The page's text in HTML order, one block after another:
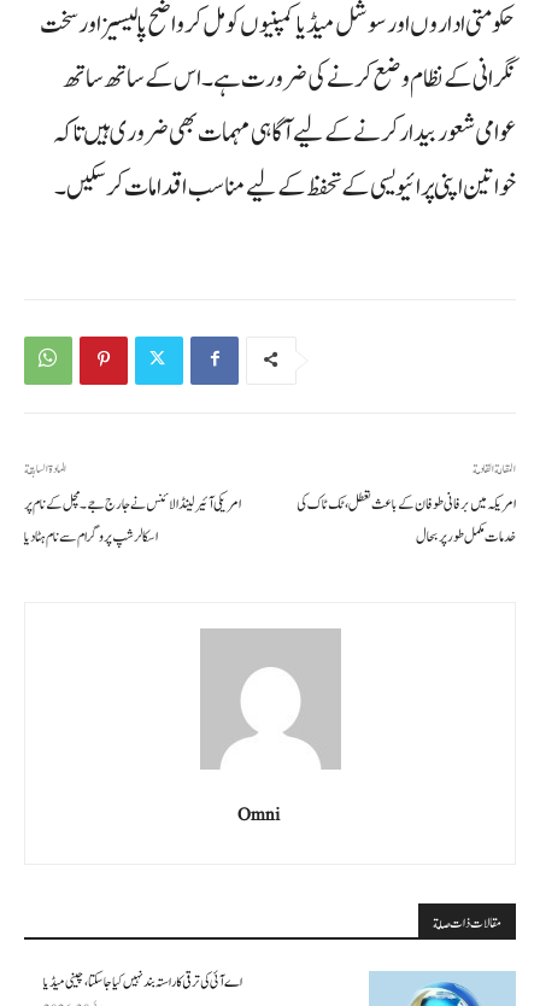
حکومتی اداروں اور سوشل میڈیا کمپنیوں کو مل کر واضح پالیسیز اور سخت
نگرانی کے نظام وضع کرنے کی ضرورت ہے۔ اس کے ساتھ ساتھ
عوامی شعور بیدار کرنے کے لیے آگاہی مہمات بھی ضروری ہیں تاکہ
خواتین اپنی پرائیویسی کے تحفظ کے لیے مناسب اقدامات کر سکیں۔
المادة السابقة
امریکی آئیرلینڈ الائنس نے جارج جے۔ مچل کے نام پر
اسکالرشپ پروگرام سے نام ہٹا دیا
المقالة القادمة
امریکہ میں برفانی طوفان کے باعث تعطل، ٹک ٹاک کی
خدمات مکمل طور پر بحال
Omni
مقالات ذات صلة
اے آئی کی ترقی کا راستہ بند نہیں کیا جا سکتا، چینی میڈیا